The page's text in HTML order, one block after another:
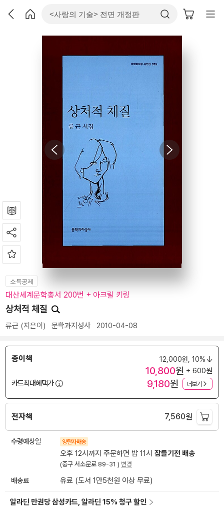
소득공제
대산세계문학총서 200번 + 아크릴 키링
상처적 체질
류근 (지은이) 문학과지성사 2010-04-08
종이책 12,000원, 10%
10,800원 + 600원
카드최대혜택가
9,180원 더보기
전자책 7,560원
수령예상일 양탄자배송
오후 12시까지 주문하면 밤 11시 잠들기전 배송
(중구 서소문로 89-31 ) 변경
배송료 유료 (도서 1만5천원 이상 무료)
알라딘 만권당 삼성카드, 알라딘 15% 청구 할인